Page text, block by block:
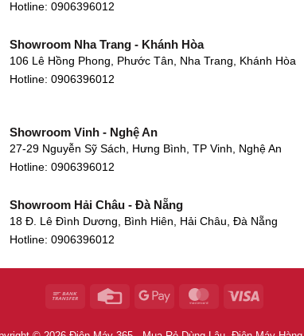
Hotline:0906396012
Showroom Nha Trang - Khánh Hòa
106 Lê Hồng Phong, Phước Tân, Nha Trang, Khánh Hòa
Hotline:0906396012
Showroom Vinh - Nghệ An
27-29 Nguyễn Sỹ Sách, Hưng Bình, TP Vinh, Nghệ An
Hotline:0906396012
Showroom Hải Châu - Đà Nẵng
18 Đ. Lê Đình Dương, Bình Hiên, Hải Châu, Đà Nẵng
Hotline:0906396012
475 Điện Biên Phủ, Thanh Khê Đông, Thanh Khê, Đà
Hotline:0906396012